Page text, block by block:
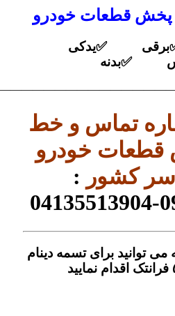
پخش قطعات خودرو
✅یدکی
✅بدنه
تماس و خط
قطعات خودرو
کشور :
توانید برای تسمه دینام